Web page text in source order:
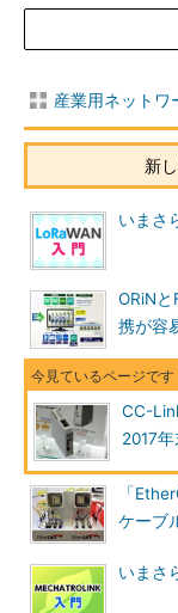
産業用ネットワ
新
いまさ
ORiN
携が容
CC-
2017
「
ケーブ
いまさ